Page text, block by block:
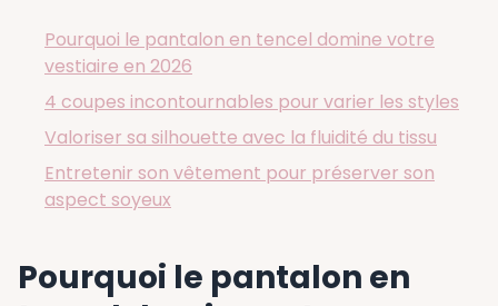
Pourquoi le pantalon en tencel domine votre
vestiaire en 2026
4 coupes incontournables pour varier les styles
Valoriser sa silhouette avec la fluidité du tissu
Entretenir son vêtement pour préserver son
aspect soyeux
Pourquoi le pantalon en